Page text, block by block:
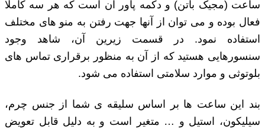
ساعت (مجیک باتن) و دکمه پاور آن است که هر سه کاملا
فعال بوده و می توان از آنها جهت رفتن به منو های مختلف
استفاده نمود. در قسمت زیرین آن، شاهد وجود
سنسورهایی هستید که از آن به منظور برقراری تماس های
بلوتوثی و موارد سلامتی استفاده می شود.
بند این ساعت ‌ها بر اساس سلیقه ‌ی شما از جنس‌ چرم،
سیلیکون، استیل و … متغیر است و به دلیل قابل تعویض